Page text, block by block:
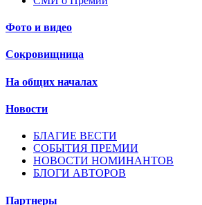
Фото и видео
Сокровищница
На общих началах
Новости
БЛАГИЕ ВЕСТИ
СОБЫТИЯ ПРЕМИИ
НОВОСТИ НОМИНАНТОВ
БЛОГИ АВТОРОВ
Партнеры